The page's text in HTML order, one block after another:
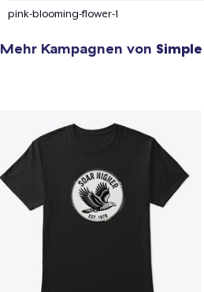
pink-blooming-flower-1
Mehr Kampagnen von